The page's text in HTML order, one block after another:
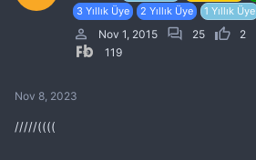
3 Yıllık Üye
2 Yıllık Üye 1 Yıllık Üye
Nov 1, 2015 25 2
119
Nov 8, 2023
/////((((